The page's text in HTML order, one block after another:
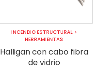
INCENDIO ESTRUCTURAL>
HERRAMIENTAS
Halligan con cabo fibra
de vidrio